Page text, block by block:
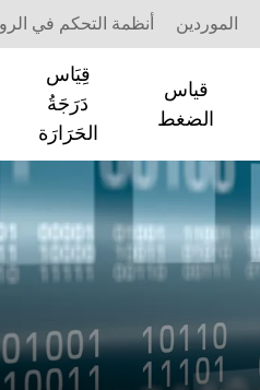
الموردين أنظمة التحكم في
قياس
الضغط
قِيَاس
دَرَجَةُ
الحَرَارَة